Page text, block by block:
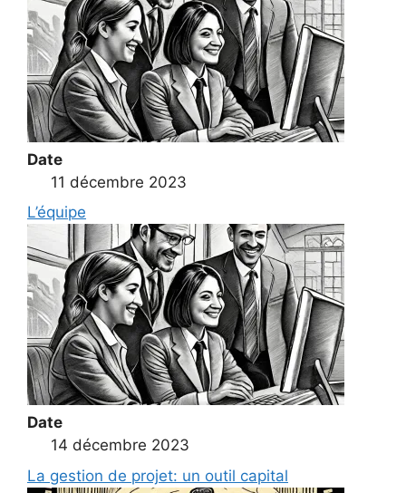
Date
11 décembre 2023
L’équipe
Date
14 décembre 2023
La gestion de projet: un outil capital